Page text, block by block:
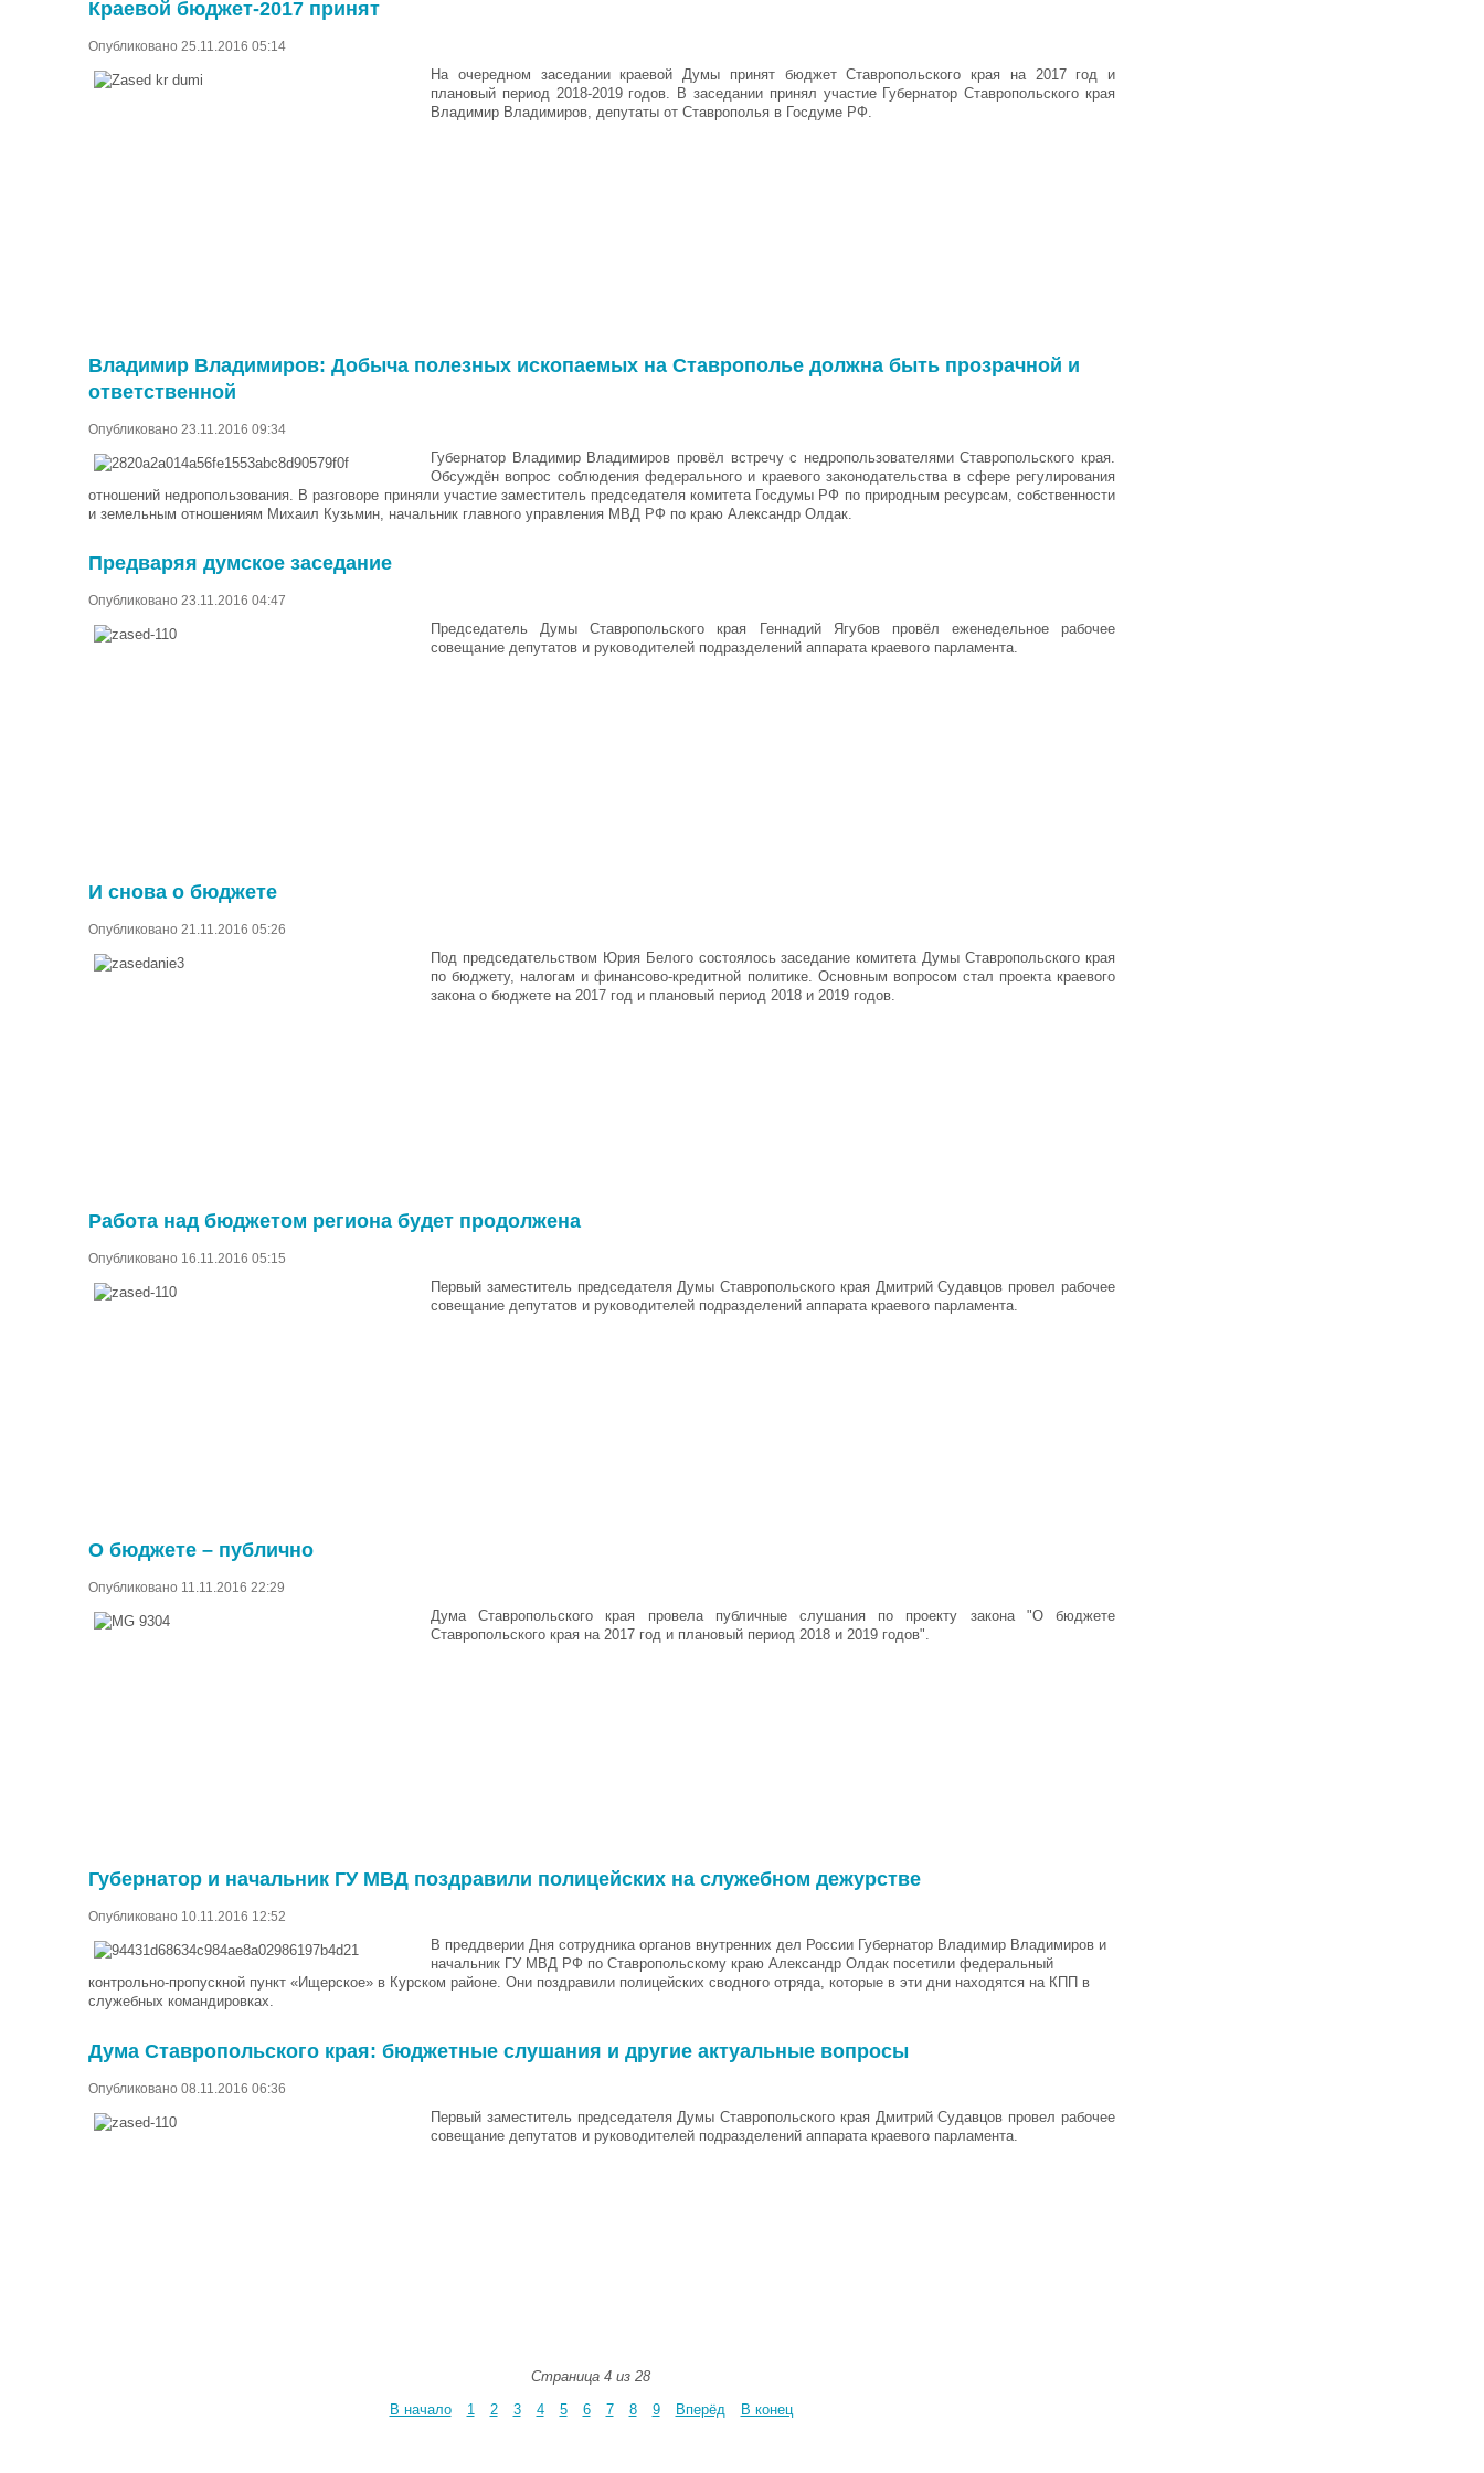
Краевой бюджет-2017 принят
Опубликовано 25.11.2016 05:14
На очередном заседании краевой Думы принят бюджет Ставропольского края на 2017 год и
плановый период 2018-2019 годов. В заседании принял участие Губернатор Ставропольского края
Владимир Владимиров, депутаты от Ставрополья в Госдуме РФ.
Владимир Владимиров: Добыча полезных ископаемых на Ставрополье должна быть прозрачной и
ответственной
Опубликовано 23.11.2016 09:34
Губернатор Владимир Владимиров провёл встречу с недропользователями Ставропольского края.
Обсуждён вопрос соблюдения федерального и краевого законодательства в сфере регулирования
отношений недропользования. В разговоре приняли участие заместитель председателя комитета Госдумы РФ по природным ресурсам, собственности
и земельным отношениям Михаил Кузьмин, начальник главного управления МВД РФ по краю Александр Олдак.
Предваряя думское заседание
Опубликовано 23.11.2016 04:47
Председатель Думы Ставропольского края Геннадий Ягубов провёл еженедельное рабочее
совещание депутатов и руководителей подразделений аппарата краевого парламента.
И снова о бюджете
Опубликовано 21.11.2016 05:26
Под председательством Юрия Белого состоялось заседание комитета Думы Ставропольского края
по бюджету, налогам и финансово-кредитной политике. Основным вопросом стал проекта краевого
закона о бюджете на 2017 год и плановый период 2018 и 2019 годов.
Работа над бюджетом региона будет продолжена
Опубликовано 16.11.2016 05:15
Первый заместитель председателя Думы Ставропольского края Дмитрий Судавцов провел рабочее
совещание депутатов и руководителей подразделений аппарата краевого парламента.
О бюджете – публично
Опубликовано 11.11.2016 22:29
Дума Ставропольского края провела публичные слушания по проекту закона "О бюджете
Ставропольского края на 2017 год и плановый период 2018 и 2019 годов".
Губернатор и начальник ГУ МВД поздравили полицейских на служебном дежурстве
Опубликовано 10.11.2016 12:52
В преддверии Дня сотрудника органов внутренних дел России Губернатор Владимир Владимиров и
начальник ГУ МВД РФ по Ставропольскому краю Александр Олдак посетили федеральный
контрольно-пропускной пункт «Ищерское» в Курском районе. Они поздравили полицейских сводного отряда, которые в эти дни находятся на КПП в
служебных командировках.
Дума Ставропольского края: бюджетные слушания и другие актуальные вопросы
Опубликовано 08.11.2016 06:36
Первый заместитель председателя Думы Ставропольского края Дмитрий Судавцов провел рабочее
совещание депутатов и руководителей подразделений аппарата краевого парламента.
Страница 4 из 28
В начало
1 2 3 4 5 6 7 8 9 Вперёд В конец